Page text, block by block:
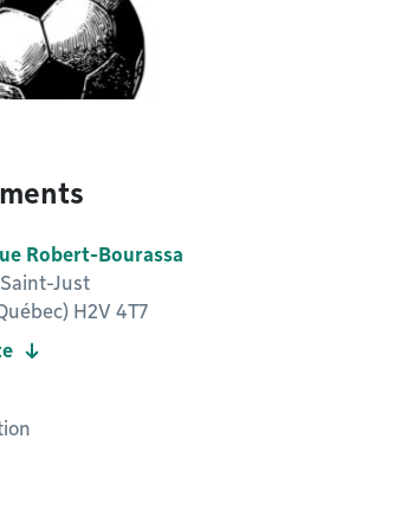
Robert-Bourassa
Just
H2V 4T7